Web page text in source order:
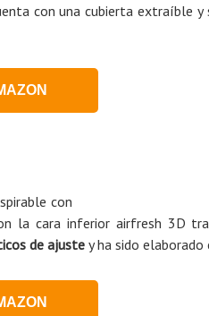
con una cubierta extraíble
con
la cara inferior airfresh 3D
de ajuste y ha sido elaborado